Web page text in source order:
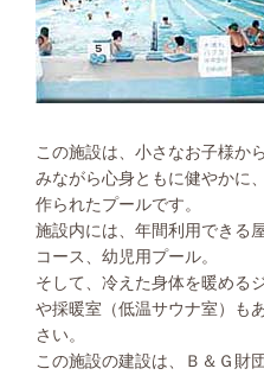
この施設は、小さなお子様か
みながら心身ともに健やかに
作られたプールです。
施設内には、年間利用できる
コース、幼児用プール。
そして、冷えた身体を暖める
や採暖室（低温サウナ室）も
さい。
この施設の建設は、Ｂ＆Ｇ財